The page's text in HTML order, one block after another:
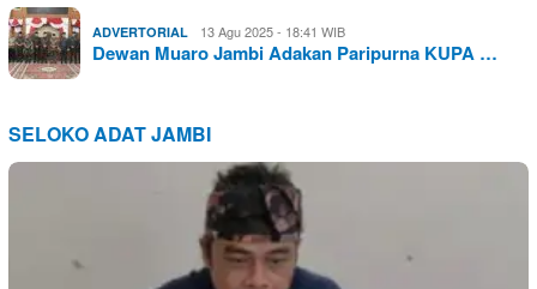
ADVERTORIAL 13 Agu 2025 - 18:41 WIB
Dewan Muaro Jambi Adakan Paripurna KUPA …
SELOKO ADAT JAMBI